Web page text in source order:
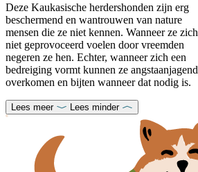
Deze Kaukasische herdershonden zijn erg
beschermend en wantrouwen van nature
mensen die ze niet kennen. Wanneer ze zich
niet geprovoceerd voelen door vreemden
negeren ze hen. Echter, wanneer zich een
bedreiging vormt kunnen ze angstaanjagend
overkomen en bijten wanneer dat nodig is.
Lees meer Lees minder